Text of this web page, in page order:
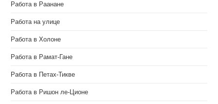
Работа в Раанане
Работа на улице
Работа в Холоне
Работа в Рамат-Гане
Работа в Петах-Тикве
Работа в Ришон ле-Ционе